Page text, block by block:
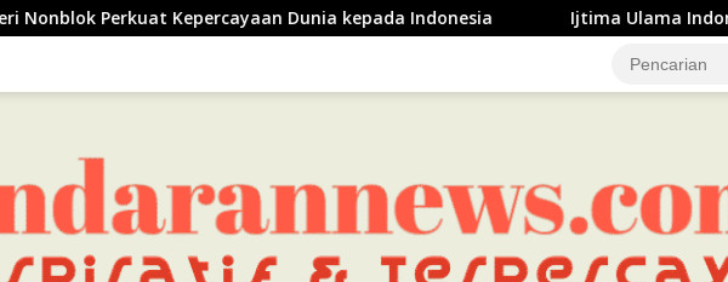
Dunia kepada Indonesia Ijtima Ulama Indonesia Serahkan